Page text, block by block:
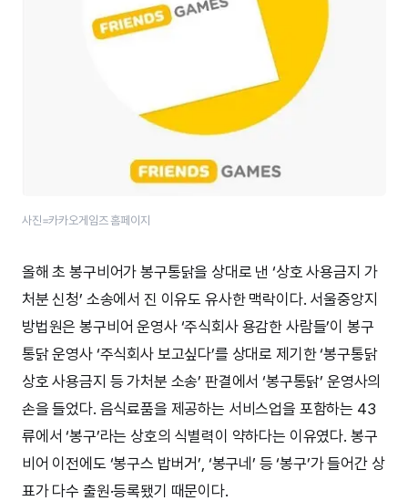
사진=카카오게임즈 홈페이지​
올해 초 봉구비어가 봉구통닭을 상대로 낸 ‘상호 사용금지 가
처분 신청’ 소송에서 진 이유도 유사한 맥락이다. 서울중앙지
방법원은 봉구비어 운영사 ‘주식회사 용감한 사람들’이 봉구
통닭 운영사 ‘주식회사 보고싶다’를 상대로 제기한 ‘봉구통닭
상호 사용금지 등 가처분 소송’ 판결에서 ‘봉구통닭’ 운영사의
손을 들었다. 음식료품을 제공하는 서비스업을 포함하는 43
류에서 ‘봉구’라는 상호의 식별력이 약하다는 이유였다. 봉구
비어 이전에도 ‘봉구스 밥버거’, ‘봉구네’ 등 ‘봉구’가 들어간 상
표가 다수 출원·등록됐기 때문이다.